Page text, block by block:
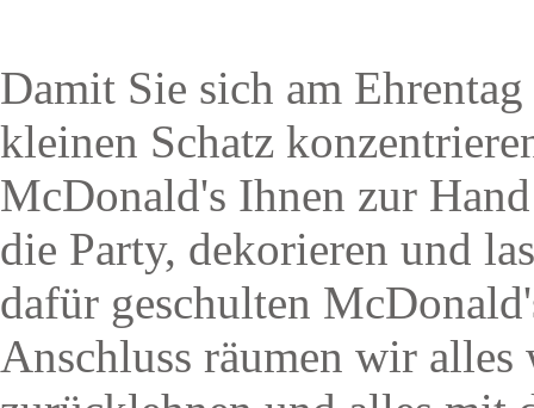
Damit Sie sich am
kleinen Schatz
McDonald's Ihnen zur
die Party, dekorieren und
dafür geschulten
Anschluss räumen wir